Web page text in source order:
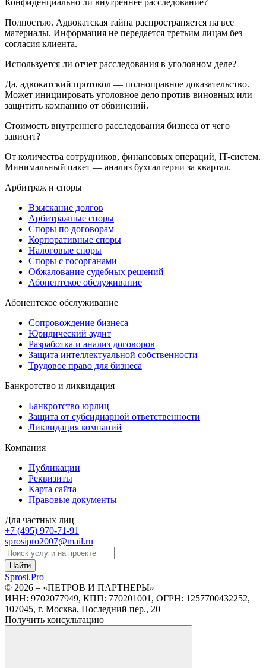
Конфиденциально ли внутреннее расследование?
Полностью. Адвокатская тайна распространяется на все
материалы. Информация не передается третьим лицам без
согласия клиента.
Используется ли отчет расследования в уголовном деле?
Да, адвокатский протокол — полноправное доказательство.
Может инициировать уголовное дело против виновных или
защитить компанию от обвинений.
Стоимость внутреннего расследования бизнеса от чего
зависит?
От количества сотрудников, финансовых операций, IT-систем.
Минимальный пакет — анализ бухгалтерии за квартал.
Арбитраж и споры
Взыскание долгов
Арбитражные споры
Споры по договорам
Корпоративные споры
Налоговые споры
Споры с госорганами
Обжалование судебных решений
Абонентское обслуживание
Абонентское обслуживание
Сопровождение бизнеса
Юридический аудит
Разработка и анализ договоров
Защита интеллектуальной собственности
Трудовое право для бизнеса
Банкротство и ликвидация
Банкротство юрлиц
Защита от субсидиарной ответственности
Ликвидация компаний
Компания
Публикации
Реквизиты
Карта сайта
Правовые документы
Для частных лиц
+7 (495) 970-71-91
sprosipro2007@mail.ru
Найти
Sprosi.Pro
© 2026 – «ПЕТРОВ И ПАРТНЕРЫ»
ИНН: 9702077949, КПП: 770201001, ОГРН: 1257700432252,
107045, г. Москва, Последний пер., 20
Получить консультацию